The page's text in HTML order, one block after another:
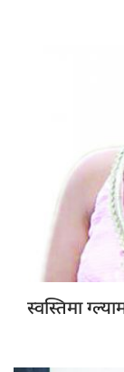
स्वस्तिमा